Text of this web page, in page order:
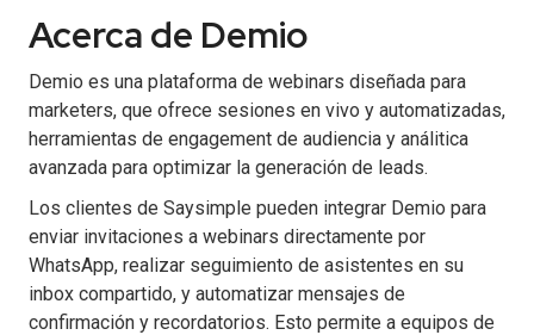
Acerca de Demio
Demio es una plataforma de webinars diseñada para
marketers, que ofrece sesiones en vivo y automatizadas,
herramientas de engagement de audiencia y análitica
avanzada para optimizar la generación de leads.
Los clientes de Saysimple pueden integrar Demio para
enviar invitaciones a webinars directamente por
WhatsApp, realizar seguimiento de asistentes en su
inbox compartido, y automatizar mensajes de
confirmación y recordatorios. Esto permite a equipos de